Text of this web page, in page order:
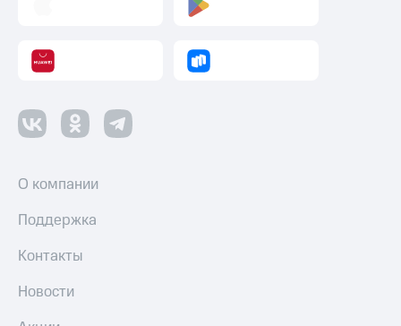
О компании
Поддержка
Контакты
Новости